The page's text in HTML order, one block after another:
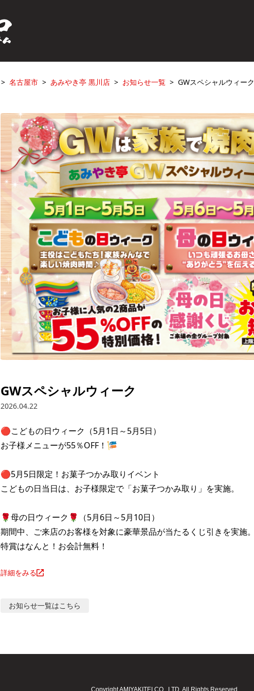
名古屋市 あみやき亭 黒川店 お知らせ一覧 GWスペシャルウィーク
GWスペシャルウィーク
2026.04.22
🔴こどもの日ウィーク（5月1日～5月5日）
お子様メニューが55％OFF！🎏
🔴5月5日限定！お菓子つかみ取りイベント
こどもの日当日は、お子様限定で「お菓子つかみ取り」を実施。
🌹母の日ウィーク🌹（5月6日～5月10日）
期間中、ご来店のお客様を対象に豪華景品が当たるくじ引きを実施。
特賞はなんと！お会計無料！
詳細をみる
お知らせ一覧はこちら
Copyright AMIYAKITEI CO., LTD. All Rights Reserved.